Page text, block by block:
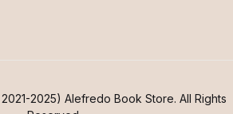
2025) Alefredo Book Store. All Rights